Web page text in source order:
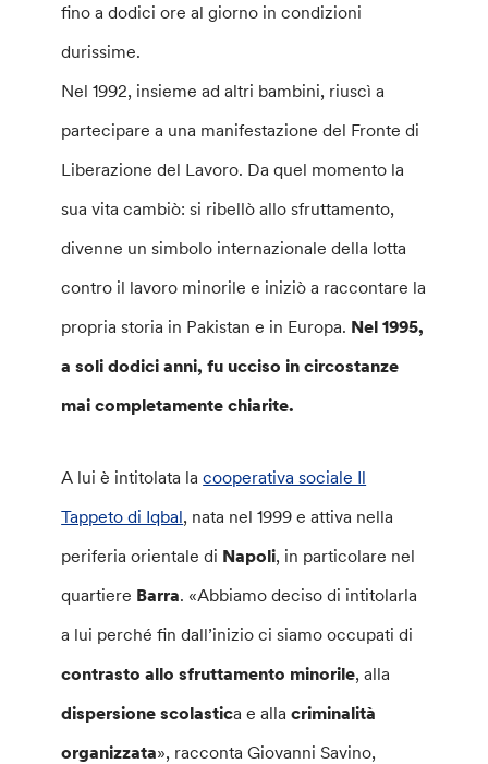
fino a dodici ore al giorno in condizioni
durissime.
Nel 1992, insieme ad altri bambini, riuscì a
partecipare a una manifestazione del Fronte di
Liberazione del Lavoro. Da quel momento la
sua vita cambiò: si ribellò allo sfruttamento,
divenne un simbolo internazionale della lotta
contro il lavoro minorile e iniziò a raccontare la
propria storia in Pakistan e in Europa. Nel 1995,
a soli dodici anni, fu ucciso in circostanze
mai completamente chiarite.
A lui è intitolata lacooperativa sociale Il
Tappeto di Iqbal, nata nel 1999 e attiva nella
periferia orientale di Napoli, in particolare nel
quartiere Barra. «Abbiamo deciso di intitolarla
a lui perché fin dall’inizio ci siamo occupati di
contrasto allo sfruttamento minorile, alla
dispersione scolastica e alla criminalità
organizzata», racconta Giovanni Savino,